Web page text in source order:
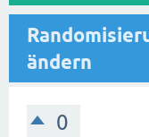
ändern
0